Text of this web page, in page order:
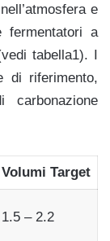
e
fermentatori a
tabella1). I
di riferimento,
Volumi Target
1.5 – 2.2